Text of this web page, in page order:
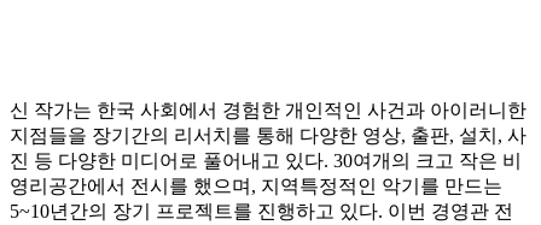
신 작가는 한국 사회에서 경험한 개인적인 사건과 아이러니한
지점들을 장기간의 리서치를 통해 다양한 영상, 출판, 설치, 사
진 등 다양한 미디어로 풀어내고 있다. 30여개의 크고 작은 비
영리공간에서 전시를 했으며, 지역특정적인 악기를 만드는
5~10년간의 장기 프로젝트를 진행하고 있다. 이번 경영관 전